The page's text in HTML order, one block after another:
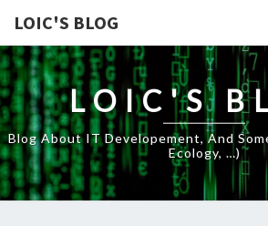
LOIC'S BLOG
LOIC'S
Blog About IT Developement, And
Ecology, …)